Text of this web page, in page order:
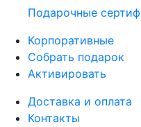
Подарочные
Корпоративные
Собрать подарок
Активировать
Доставка и оплата
Контакты